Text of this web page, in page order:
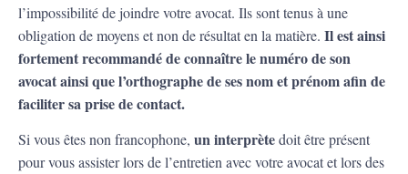
l’impossibilité de joindre votre avocat. Ils sont tenus à une
obligation de moyens et non de résultat en la matière. Il est ainsi
fortement recommandé de connaître le numéro de son
avocat ainsi que l’orthographe de ses nom et prénom afin de
faciliter sa prise de contact.
Si vous êtes non francophone, un interprètedoit être présent
pour vous assister lors de l’entretien avec votre avocat et lors des